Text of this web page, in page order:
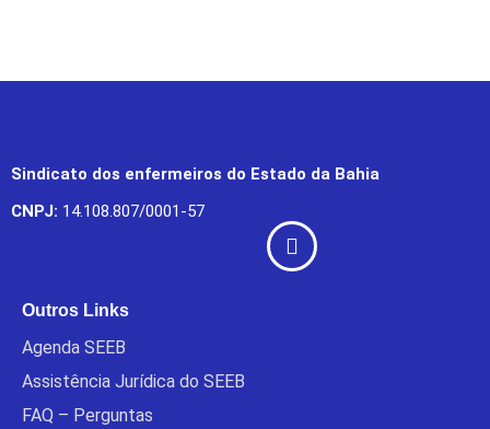
Sindicato dos enfermeiros do Estado da Bahia
CNPJ: 14.108.807/0001-57
Outros Links
Agenda SEEB
Assistência Jurídica do SEEB
FAQ – Perguntas